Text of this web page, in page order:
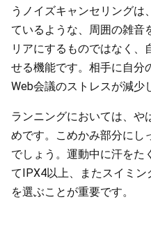
うノイズキャンセリングは
ているような、周囲の雑音
リアにするものではなく
せる機能です。相手に自分
Web会議のストレスが減少
ランニングにおいては、や
めです。こめかみ部分にし
でしょう。運動中に汗をた
てIPX4以上、またスイミ
を選ぶことが重要です。